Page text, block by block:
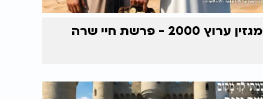
מגזין ערוץ 2000 - פרשת חיי שרה